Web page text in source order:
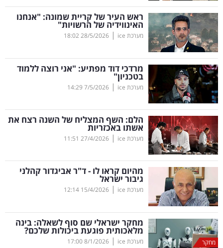
שיווק
ופרסום
משפט
מדדים
ומחקרים
דעות
רכילות
עסקית
קריפטו
ויראלי
טלוויזיה
עסקי
ראש העיר של קריית שמונה: "אנחנו
האינווידיה של הרשויות"
מערכת ice |
28/5/2026
18:02
מרדכי דוד מפתיע: "אני רוצה ללמוד
בטכניון"
מערכת ice |
7/5/2026
14:29
הלם: השף המצליח של השנה רצח את
אשתו באכזריות
מערכת ice |
27/4/2026
11:51
מהיום קראו לו - ד"ר אביגדור קהלני
גיבור ישראל
מערכת ice |
15/4/2026
12:14
מחקר
מחקר ישראלי שם סוף לשאלה: בינה
מלאכותית פוגעת ביכולות שלכם?
מערכת ice |
8/1/2026
17:00